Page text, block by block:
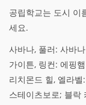
공립학교는 도시 이
세요.
사바나, 풀러: 사바
가이튼, 링컨: 에핑
리치몬드 힐, 엘라
스테이츠보로; 블락